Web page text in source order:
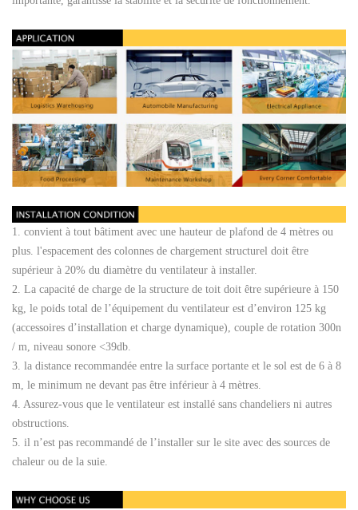
1. convient à tout bâtiment avec une hauteur de plafond de 4 mètres ou
plus. l'espacement des colonnes de chargement structurel doit être
supérieur à 20% du diamètre du ventilateur à installer.
2. La capacité de charge de la structure de toit doit être supérieure à 150
kg, le poids total de l’équipement du ventilateur est d’environ 125 kg
(accessoires d’installation et charge dynamique), couple de rotation 300n
/ m, niveau sonore <39db.
3. la distance recommandée entre la surface portante et le sol est de 6 à 8
m, le minimum ne devant pas être inférieur à 4 mètres.
4. Assurez-vous que le ventilateur est installé sans chandeliers ni autres
obstructions.
5. il n’est pas recommandé de l’installer sur le site avec des sources de
chaleur ou de la suie.